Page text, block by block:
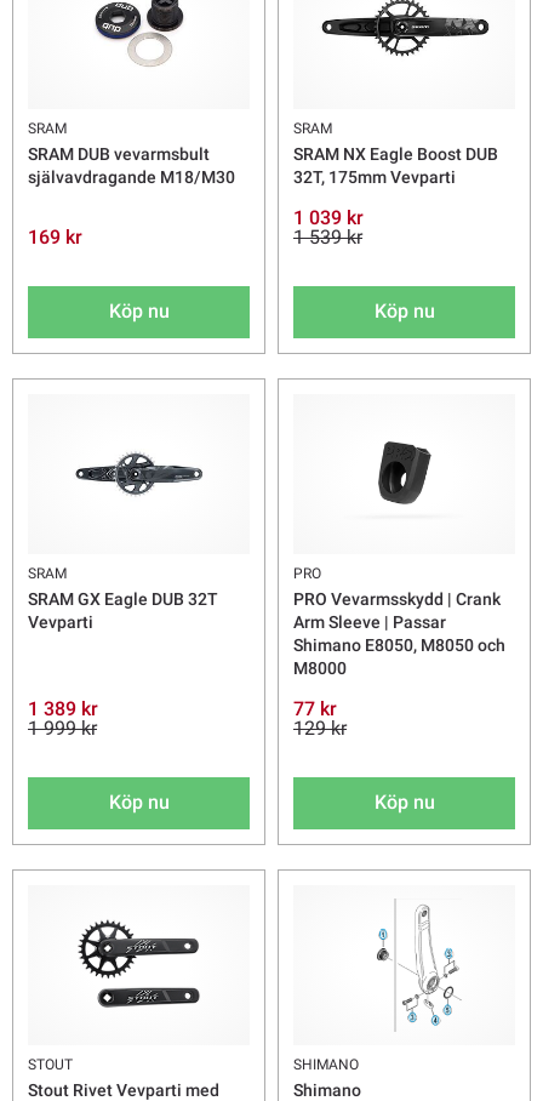
SRAM
SRAM DUB vevarmsbult
självavdragande M18/M30
169 kr
Köp nu
SRAM
SRAM NX Eagle Boost DUB
32T, 175mm Vevparti
1 039 kr
1 539 kr
Köp nu
SRAM
SRAM GX Eagle DUB 32T
Vevparti
1 389 kr
1 999 kr
Köp nu
PRO
PRO Vevarmsskydd | Crank
Arm Sleeve | Passar
Shimano E8050, M8050 och
M8000
77 kr
129 kr
Köp nu
STOUT
Stout Rivet Vevparti med
SHIMANO
Shimano